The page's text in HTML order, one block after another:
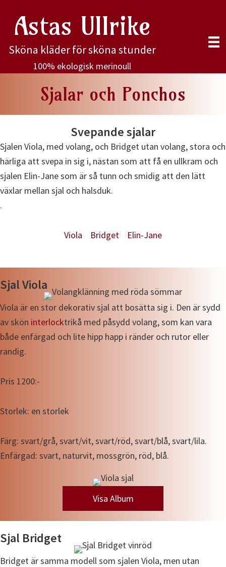
huvudinnehåll
Astas Ullrike
Sköna kläder för sköna stunder
100% ekologisk merinoull
Sjalar och Ponchos
Svepande sjalar
Sjalen Viola, med volang, och Bridget utan volang, stora och
härliga att svepa in sig i, nästan som att få en ullkram och
sjalen Elin-Jane som är så tunn och smidig att den lätt
växlar mellan sjal och halsduk.
.
Viola Bridget Elin-Jane
Sjal Viola
Viola är en stor dekorativ sjal att bosätta sig i. Den är sydd
av skön interlocktrikå med påsydd volang, som kan vara
både enfärgad och lite hipp happ i ränder och rutor eller
randig.
Pris 1200:-
Storlek: en storlek
Färg: svart/grå, svart/vit, svart/röd, svart/blå, svart/lila.
Enfärgad: svart, naturvit, mossgrön, röd, blå.
Visa Album
Sjal Bridget
Bridget är samma modell som sjalen Viola, men utan